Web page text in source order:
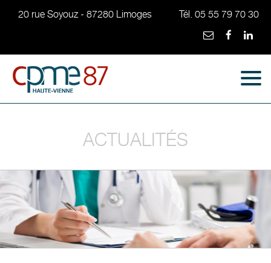
20 rue Soyouz - 87280 Limoges Tél. 05 55 79 70 30
ACTUALITÉS